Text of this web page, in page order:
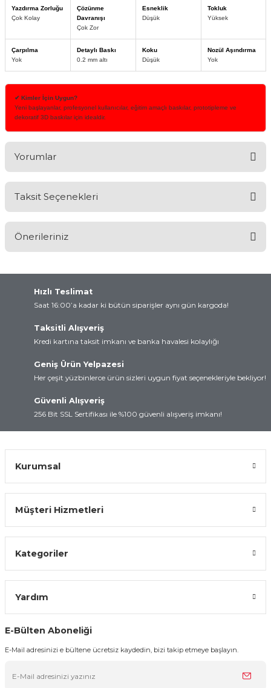
Yazdırma Zorluğu
Çok Kolay
Çözünme
Davranışı
Çok Zor
Esneklik
Düşük
Tokluk
Yüksek
Çarpılma
Yok
Detaylı Baskı
0.2 mm altı
Koku
Düşük
Nozül Aşındırma
Yok
✔ Kimler İçin Uygun?
Yeni başlayanlar, profesyonel kullanıcılar, eğitim amaçlı baskılar, prototipleme ve
dekoratif 3D baskılar için idealdir.
Yorumlar
Taksit Seçenekleri
Önerileriniz
tarafımıza iletebilirsiniz.
Görüş ve önerileriniz için teşekkür ederiz.
Ürün resmi kalitesiz, bozuk veya görüntülenemiyor.
Ürün bilgilerinde hatalar bulunuyor.
Ürün fiyatı diğer sitelerden daha pahalı.
Bu ürüne benzer farklı alternatifler olmalı.
Hızlı Teslimat
Saat 16:00’a kadar ki bütün siparişler aynı gün kargoda!
Taksitli Alışveriş
Kredi kartına taksit imkanı ve banka havalesi kolaylığı
Geniş Ürün Yelpazesi
Her çeşit yüzbinlerce ürün sizleri uygun fiyat seçenekleriyle bekliyor!
Güvenli Alışveriş
256 Bit SSL Sertifikası ile %100 güvenli alışveriş imkanı!
Kurumsal
Müşteri Hizmetleri
Kategoriler
Yardım
E-Bülten Aboneliği
E-Mail adresinizi e bültene ücretsiz kaydedin, bizi takip etmeye başlayın.